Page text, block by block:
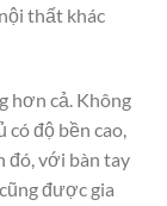
thất khác
hơn cả. Không
có độ bền cao,
đó, với bàn tay
được gia